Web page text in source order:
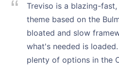
Treviso is a blazing-
theme based on the
bloated and slow
what's needed is
plenty of options in the